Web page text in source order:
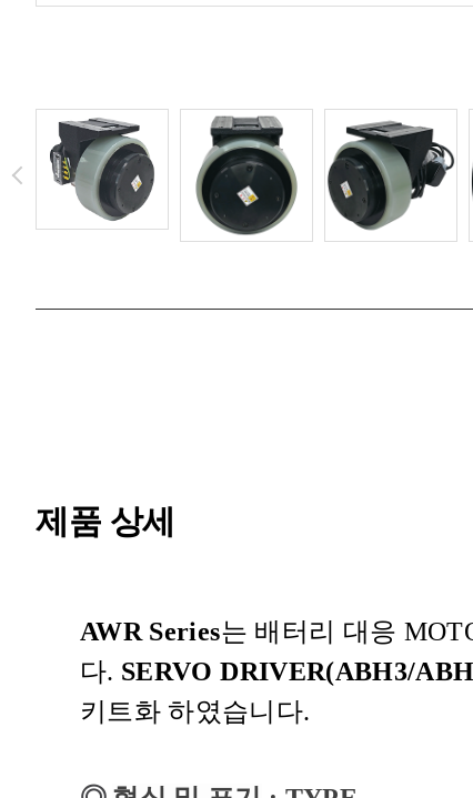
제품 상세
AWR Series는 배터리 대응
다. SERVO DRIVER(ABH3/
키트화 하였습니다.